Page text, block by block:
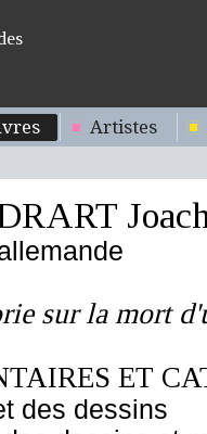
Artistes
sur la mort
ET
des dessins